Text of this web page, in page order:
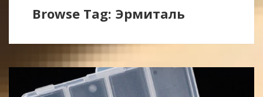
Browse Tag: Эрмиталь